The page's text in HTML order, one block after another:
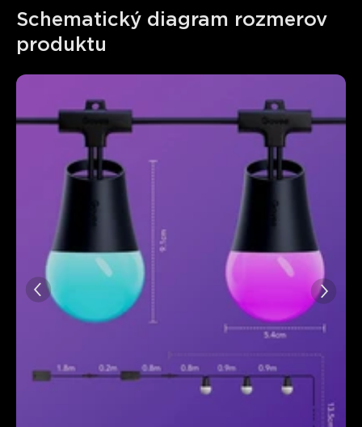
Schematický diagram rozmerov
produktu